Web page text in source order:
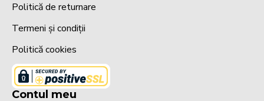
Politică de returnare
Termeni și condiții
Politică cookies
Contul meu